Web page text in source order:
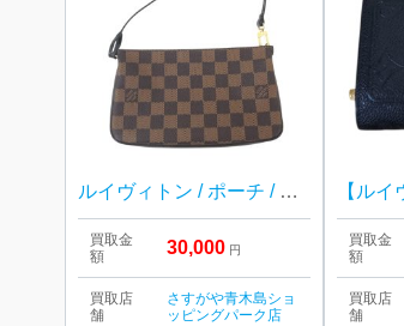
ルイヴィトン / ポーチ / ダミエ
買取金
額
30,000 円
買取店
舗
さすがや青木島ショ
ッピングパーク店
買取金
額
買取店
舗